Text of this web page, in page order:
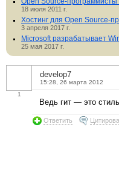
18 июля 2011 г.
Хостинг для Open Source-
3 апреля 2017 г.
Microsoft разрабатывает
25 мая 2017 г.
1
develop7
15:28, 26 марта 2012
Ведь гит — это
Ответить